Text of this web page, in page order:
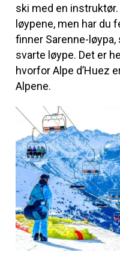
ski med en
løypene, men har du
finner Sarenne-
svarte løype. Det er
hvorfor Alpe d’Huez
Alpene.